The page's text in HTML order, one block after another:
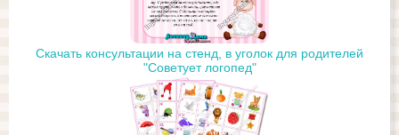
Скачать консультации на стенд, в уголок для родителей
"Советует логопед"